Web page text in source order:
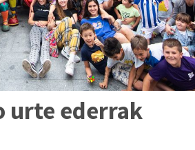
urte ederrak